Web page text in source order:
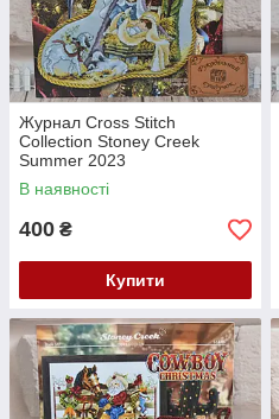
Журнал Cross Stitch
Collection Stoney Creek
Summer 2023
В наявності
400 ₴
Купити